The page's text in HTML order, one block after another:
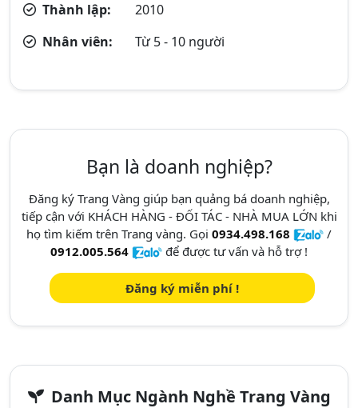
Thành lập:
2010
Nhân viên:
Từ 5 - 10 người
Bạn là doanh nghiệp?
Đăng ký Trang Vàng giúp bạn quảng bá doanh nghiệp,
tiếp cận với KHÁCH HÀNG - ĐỐI TÁC - NHÀ MUA LỚN khi
họ tìm kiếm trên Trang vàng. Gọi 0934.498.168
/
0912.005.564
để được tư vấn và hỗ trợ !
Đăng ký miễn phí !
Danh Mục Ngành Nghề Trang Vàng